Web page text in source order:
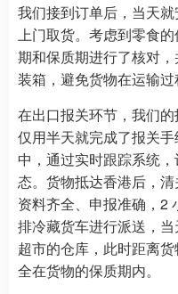
我们接到订单后，当天
上门取货。考虑到零食
期和保质期进行了核对
装箱，避免货物在运输过
在出口报关环节，我们
仅用半天就完成了报关
中，通过实时跟踪系统
态。货物抵达香港后，
资料齐全、申报准确，2
排冷藏货车进行派送，
超市的仓库，此时距离
全在货物的保质期内。